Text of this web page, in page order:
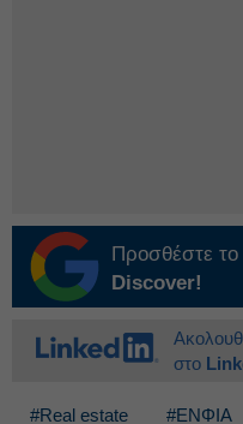
Προσθέστε το
Discover!
στο
#Real estate #ΕΝΦΙΑ